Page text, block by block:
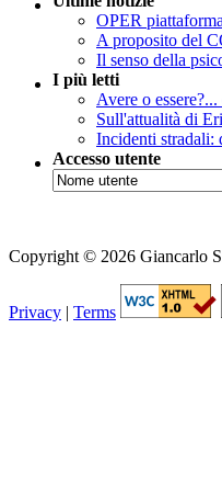
OPER
A proposito del
Il senso della
I più letti
Avere o
Sull'attualità di
Incidenti stradali:
Accesso utente
Copyright © 2026 Giancarlo
Privacy | Terms